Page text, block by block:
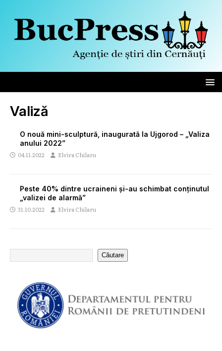
Valiză
O nouă mini-sculptură, inaugurată la Ujgorod – „Valiza
anului 2022”
04.11.2022 Elvira Chilaru
Peste 40% dintre ucraineni și-au schimbat conținutul
„valizei de alarmă”
31.10.2022 Elvira Chilaru
Căutare